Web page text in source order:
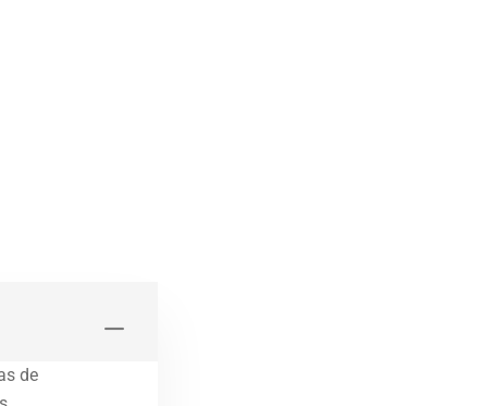
de